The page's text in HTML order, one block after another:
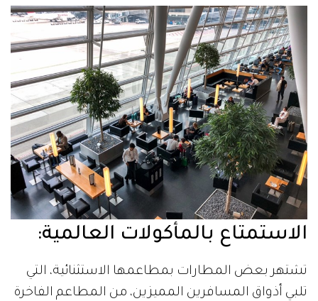
الاستمتاع بالمأكولات العالمية:
تشتهر بعض المطارات بمطاعمها الاستثنائية، التي
تلبي أذواق المسافرين المميزين، من المطاعم الفاخرة